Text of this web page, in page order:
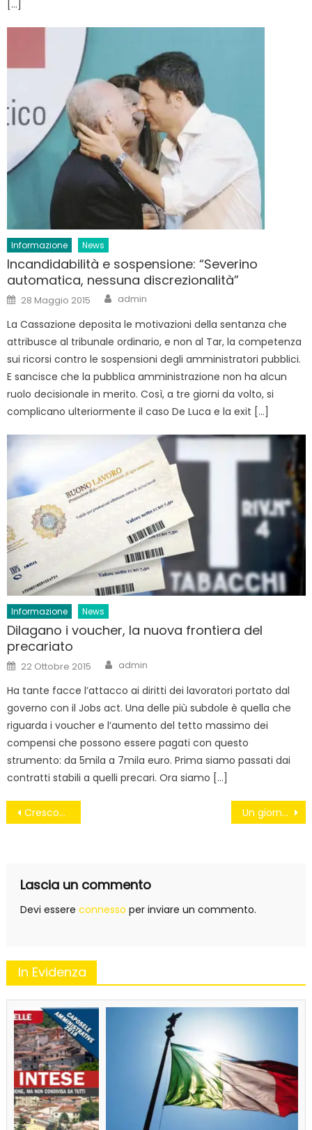
[…]
Informazione News
Incandidabilità e sospensione: “Severino
automatica, nessuna discrezionalità”
Posted
on
28 Maggio 2015 Author
admin
La Cassazione deposita le motivazioni della sentanza che
attribusce al tribunale ordinario, e non al Tar, la competenza
sui ricorsi contro le sospensioni degli amministratori pubblici.
E sancisce che la pubblica amministrazione non ha alcun
ruolo decisionale in merito. Così, a tre giorni da volto, si
complicano ulteriormente il caso De Luca e la exit […]
Informazione News
Dilagano i voucher, la nuova frontiera del
precariato
Posted
on
22 Ottobre 2015 Author
admin
Ha tante facce l’attacco ai diritti dei lavoratori portato dal
governo con il Jobs act. Una delle più subdole è quella che
riguarda i voucher e l’aumento del tetto massimo dei
compensi che possono essere pagati con questo
strumento: da 5mila a 7mila euro. Prima siamo passati dai
contratti stabili a quelli precari. Ora siamo […]
Navigazione
Crescono i Comuni a rifiuti zero, ma Parma accende l’inceneritore Un giorno particolare
Lascia un commento
Devi essere connesso per inviare un commento.
In Evidenza